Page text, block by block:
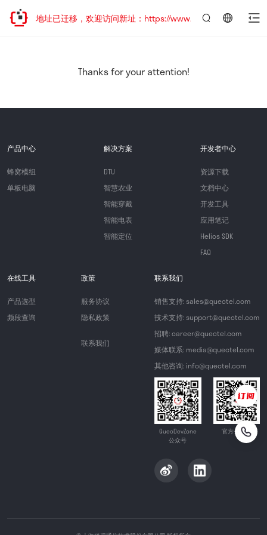
网站地址已迁移，欢迎访问新址：https://www.quectel.com.cn
Thanks for your attention!
产品中心
蜂窝模组
单板电脑
解决方案
DTU
智慧农业
智能穿戴
智能电表
智能定位
开发者中心
资源下载
文档中心
开发工具
应用笔记
Helios SDK
FAQ
在线工具
产品选型
频段查询
政策
服务协议
隐私政策
联系我们
联系我们
销售支持: sales@quectel.com
技术支持: support@quectel.com
招聘: career@quectel.com
媒体联系: media@quectel.com
其他咨询: info@quectel.com
QuecDevZone
公众号
官方公众号